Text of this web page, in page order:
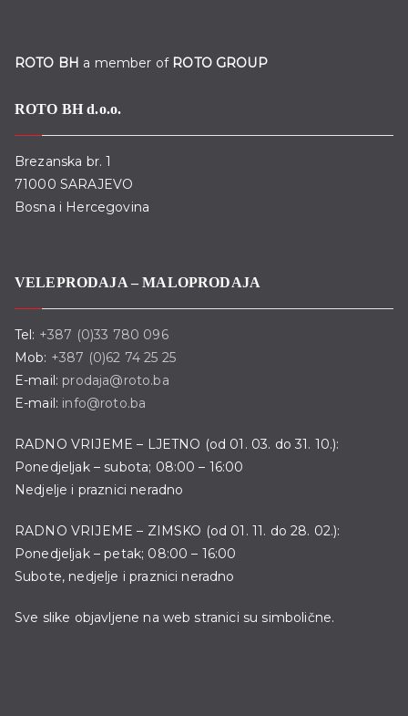
ROTO BH a member of ROTO GROUP
ROTO BH d.o.o.
Brezanska br. 1
71000 SARAJEVO
Bosna i Hercegovina
VELEPRODAJA – MALOPRODAJA
Tel: +387 (0)33 780 096
Mob: +387 (0)62 74 25 25
E-mail: prodaja@roto.ba
E-mail: info@roto.ba
RADNO VRIJEME – LJETNO (od 01. 03. do 31. 10.):
Ponedjeljak – subota; 08:00 – 16:00
Nedjelje i praznici neradno
RADNO VRIJEME – ZIMSKO (od 01. 11. do 28. 02.):
Ponedjeljak – petak; 08:00 – 16:00
Subote, nedjelje i praznici neradno
Sve slike objavljene na web stranici su simbolične.